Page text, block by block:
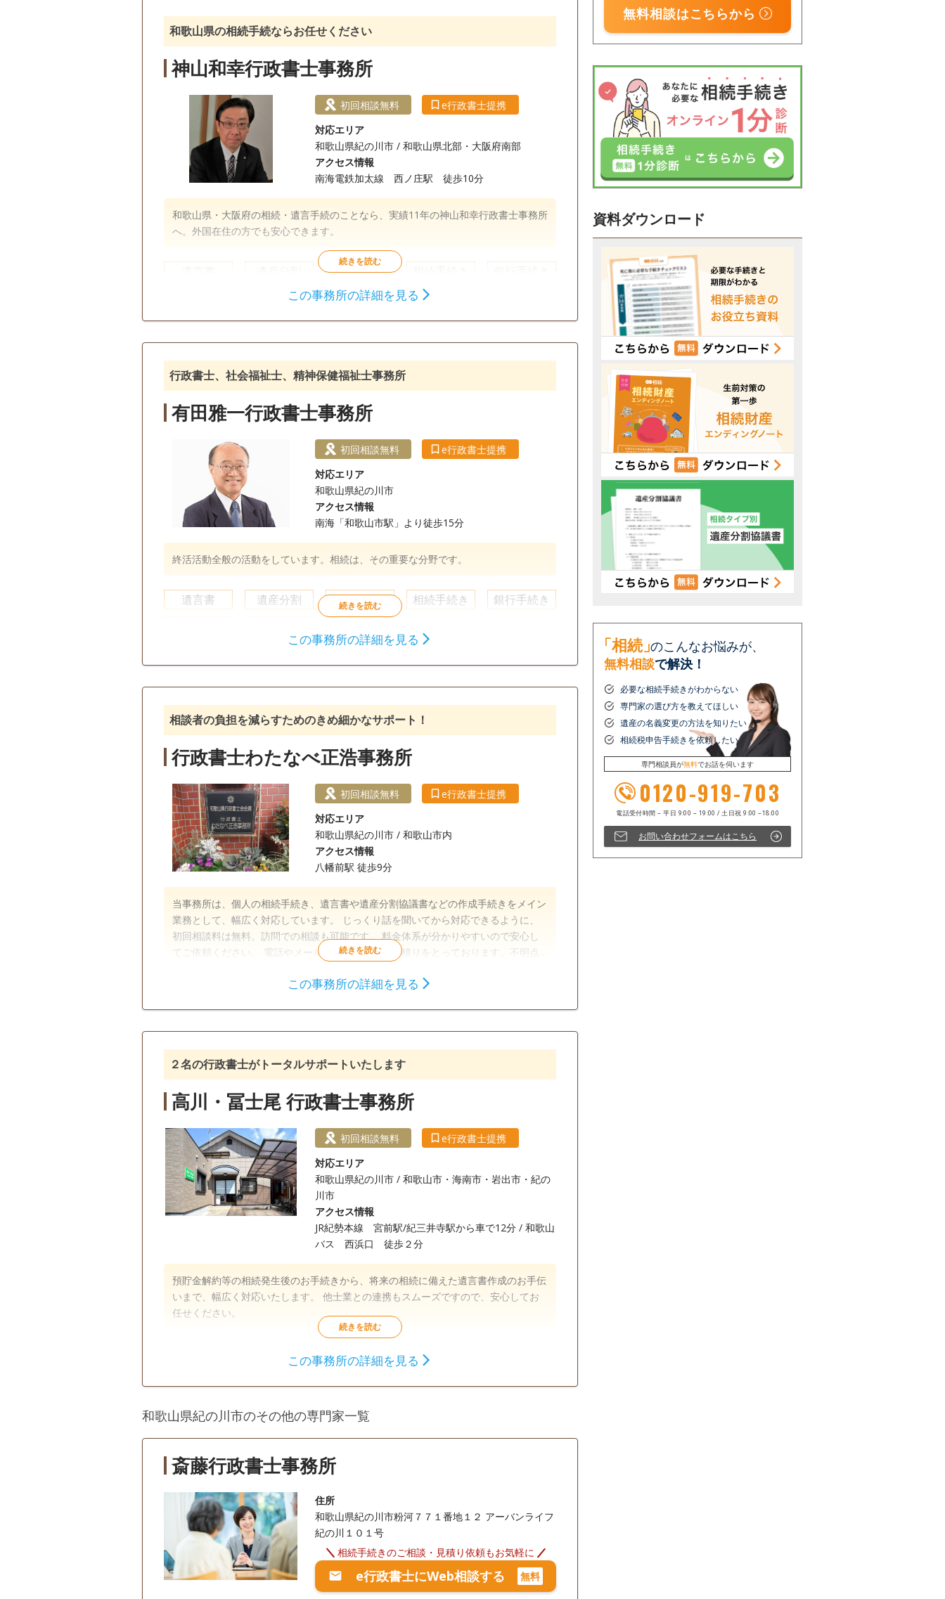
和歌山県の相続手続ならお任せください
神山和幸行政書士事務所
初回相談無料
e行政書士提携
対応エリア
和歌山県紀の川市 / 和歌山県北部・大阪府南部
アクセス情報
南海電鉄加太線 西ノ庄駅 徒歩10分
和歌山県・大阪府の相続・遺言手続のことなら、実績11年の神山和幸行政書士事務所
へ。外国在住の方でも安心できます。
相続財産調査
相続人調査この事務所の詳細を見る
行政書士、社会福祉士、精神保健福祉士事務所
有田雅一行政書士事務所
初回相談無料
e行政書士提携
対応エリア
和歌山県紀の川市
アクセス情報
南海「和歌山市駅」より徒歩15分
終活活動全般の活動をしています。相続は、その重要な分野です。
遺言書 遺産分割 相続財産調査 相続手続き
銀行手続き
この事務所の詳細を見る
相談者の負担を減らすためのきめ細かなサポート！
行政書士わたなべ正浩事務所
初回相談無料
e行政書士提携
対応エリア
和歌山県紀の川市 / 和歌山市内
アクセス情報
八幡前駅 徒歩9分
当事務所は、個人の相続手続き、遺言書や遺産分割協議書などの作成手続きをメイン
業務として、幅広く対応しています。 じっくり話を聞いてから対応できるように、
初回相談料は無料。訪問での相談も可能です。 料金体系が分かりやすいので安心し
てご依頼ください。 電話やメールではなく対面で見積りをとっております。不明点
遺産分割 相続財産調査 相続手続き
訪問可 初回相談無料
この事務所の詳細を見る
２名の行政書士がトータルサポートいたします
高川・冨士尾 行政書士事務所
初回相談無料
e行政書士提携
対応エリア
和歌山県紀の川市 / 和歌山市・海南市・岩出市・紀の
川市
アクセス情報
JR紀勢本線 宮前駅/紀三井寺駅から車で12分 / 和歌山
バス 西浜口 徒歩２分
預貯金解約等の相続発生後のお手続きから、将来の相続に備えた遺言書作成のお手伝
いまで、幅広く対応いたします。 他士業との連携もスムーズですので、安心してお
任せください。
相続手続き 銀行手続き
女性スタッフ対応可 18時以降相談可
この事務所の詳細を見る
和歌山県紀の川市のその他の専門家一覧
斎藤行政書士事務所
住所
和歌山県紀の川市粉河７７１番地１２ アーバンライフ
紀の川１０１号
相続手続きのご相談・見積り依頼もお気軽に
e行政書士にWeb相談する 無料
無料相談はこちらから
資料ダウンロード
「相続」のこんなお悩みが、
無料相談で解決！
必要な相続手続きがわからない
専門家の選び方を教えてほしい
遺産の名義変更の方法を知りたい
相続税申告手続きを依頼したい
専門相談員が無料でお話を伺います
0120-919-703
お問い合わせフォームはこちら